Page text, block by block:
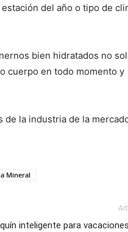
del año o tipo de
bien hidratados no
cuerpo en todo momento y
la industria de la
Mineral
inteligente para